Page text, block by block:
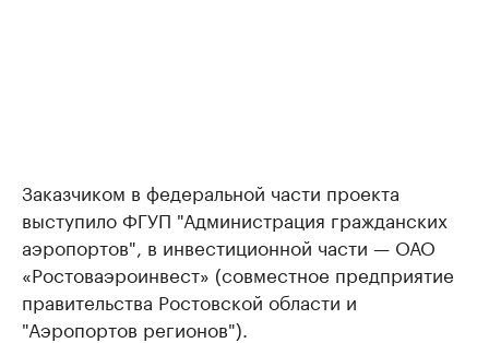
Заказчиком в федеральной части проекта
выступило ФГУП "Администрация гражданских
аэропортов", в инвестиционной части — ОАО
«Ростоваэроинвест» (совместное предприятие
правительства Ростовской области и
"Аэропортов регионов").